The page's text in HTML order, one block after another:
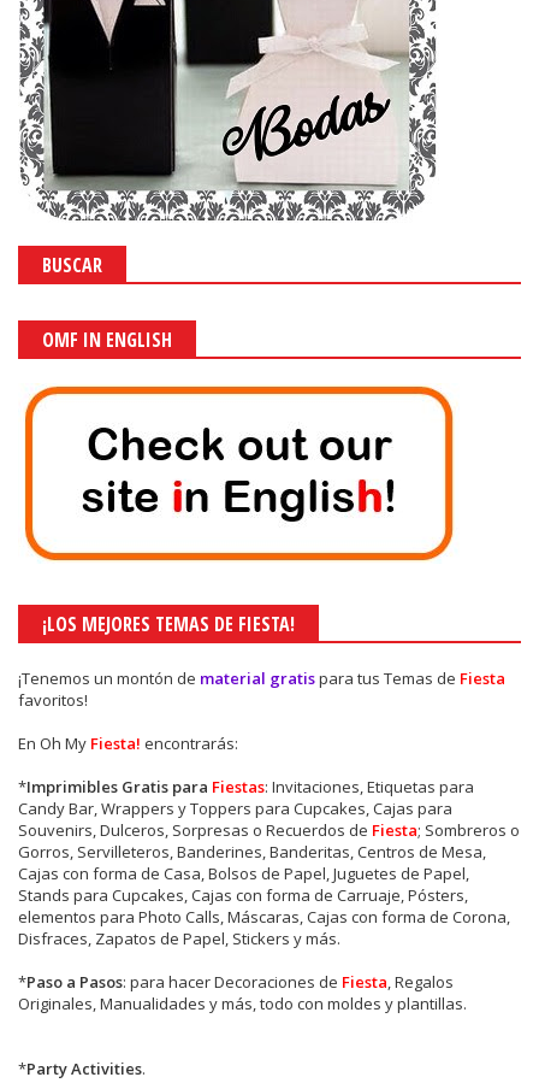
BUSCAR
OMF IN ENGLISH
¡LOS MEJORES TEMAS DE FIESTA!
¡Tenemos un montón de material gratispara tus Temas de Fiesta
favoritos!
En Oh My Fiesta! encontrarás:
*Imprimibles Gratis para Fiestas: Invitaciones, Etiquetas para
Candy Bar, Wrappers y Toppers para Cupcakes, Cajas para
Souvenirs, Dulceros, Sorpresas o Recuerdos de Fiesta; Sombreros o
Gorros, Servilleteros, Banderines, Banderitas, Centros de Mesa,
Cajas con forma de Casa, Bolsos de Papel, Juguetes de Papel,
Stands para Cupcakes, Cajas con forma de Carruaje, Pósters,
elementos para Photo Calls, Máscaras, Cajas con forma de Corona,
Disfraces, Zapatos de Papel, Stickers y más.
*Paso a Pasos: para hacer Decoraciones de Fiesta, Regalos
Originales, Manualidades y más, todo con moldes y plantillas.
*Party Activities.